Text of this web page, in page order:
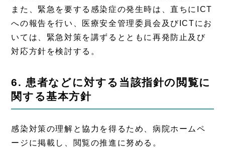
また、緊急を要する感染症の発生時は、直ちにICT
への報告を行い、医療安全管理委員会及びICTにお
いては、緊急対策を講ずるとともに再発防止及び
対応方針を検討する。
6. 患者などに対する当該指針の閲覧に
関する基本方針
感染対策の理解と協力を得るため、病院ホームペ
ージに掲載し、閲覧の推進に努める。